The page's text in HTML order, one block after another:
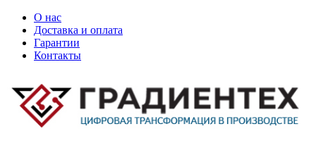
О нас
Доставка и оплата
Гарантии
Контакты